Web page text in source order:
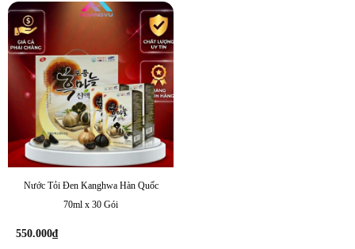
Nước Tỏi Đen Kanghwa Hàn Quốc
70ml x 30 Gói
550.000₫